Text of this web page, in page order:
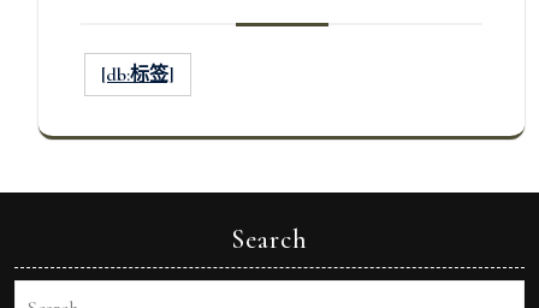
[db:标签]
Search